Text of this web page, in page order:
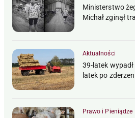
Ministerstwo
Michał zginął
Aktualności
39-latek
latek po
Prawo i Pieniądze